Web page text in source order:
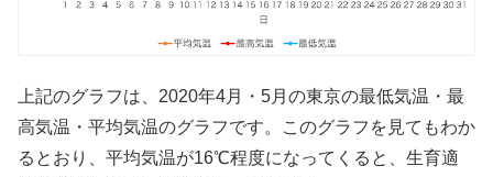
上記のグラフは、2020年4月・5月の東京の最低気温・最
高気温・平均気温のグラフです。このグラフを見てもわか
るとおり、平均気温が16℃程度になってくると、生育適